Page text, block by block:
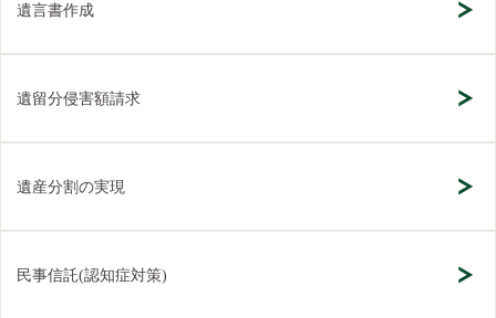
遺言書作成
遺留分侵害額請求
遺産分割の実現
民事信託(認知症対策)